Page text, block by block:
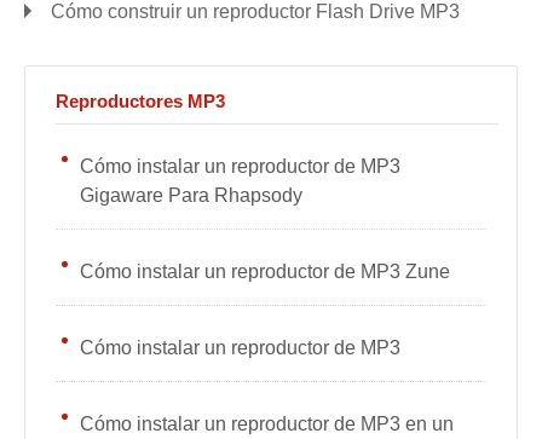
Cómo construir un reproductor Flash Drive MP3
Reproductores MP3
Cómo instalar un reproductor de MP3
Gigaware Para Rhapsody
Cómo instalar un reproductor de MP3 Zune
Cómo instalar un reproductor de MP3
Cómo instalar un reproductor de MP3 en un